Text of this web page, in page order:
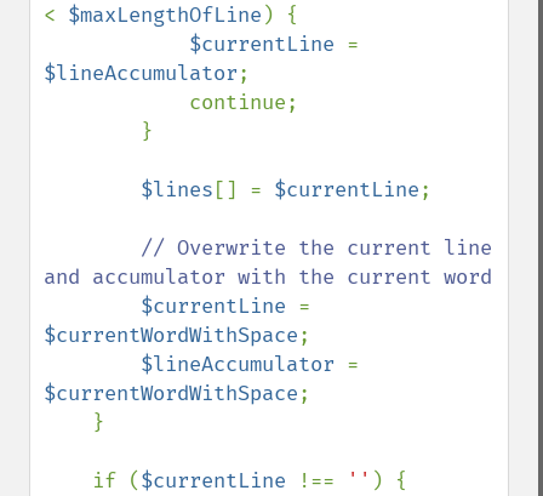
< $maxLengthOfLine ) {
$currentLine
$lineAccumulator;
$lines [] = $currentLine;
// Overwrite the current line
and accumulator with the current word
$currentLine
$currentWordWithSpace;
$lineAccumulator
$currentWordWithSpace;
    if (
$currentLine !== '' ) {